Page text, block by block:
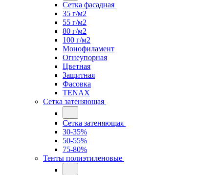
Сетка фасадная
35 г/м2
55 г/м2
80 г/м2
100 г/м2
Монофиламент
Огнеупорная
Цветная
Защитная
Фасовка
TENAX
Сетка затеняющая
Сетка затеняющая
30-35%
50-55%
75-80%
Тенты полиэтиленовые